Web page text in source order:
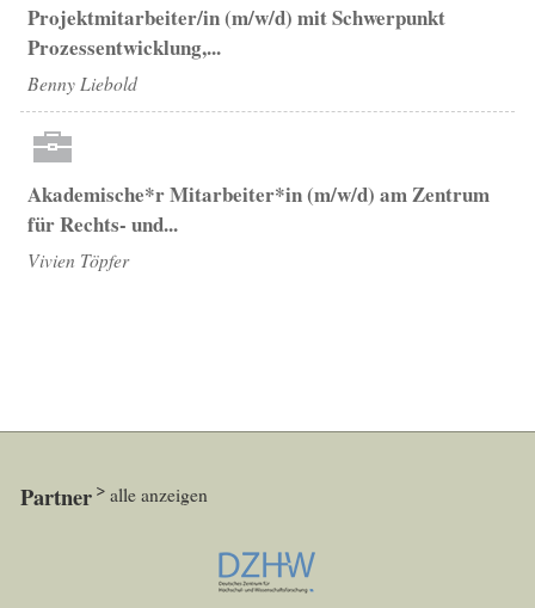
Projektmitarbeiter/in (m/w/d) mit Schwerpunkt
Prozessentwicklung,...
Benny Liebold
Akademische*r Mitarbeiter*in (m/w/d) am Zentrum
für Rechts- und...
Vivien Töpfer
Partner alle anzeigen